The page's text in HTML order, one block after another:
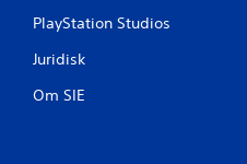
PlayStation Studios
Juridisk
Om SIE